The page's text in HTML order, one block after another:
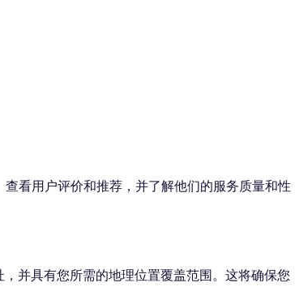
看用户评价和推荐，并了解他们的服务质量和性
并具有您所需的地理位置覆盖范围。这将确保您